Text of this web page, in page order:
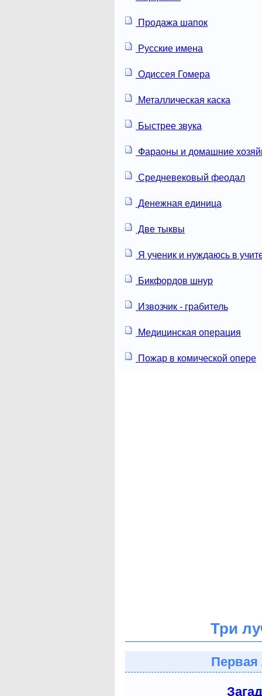
Продажа шапок
Русские имена
Одиссея Гомера
Металлическая каска
Быстрее звука
Фараоны и домашние
Средневековый феодал
Денежная единица
Две тыквы
Я ученик и нуждаюсь в
Бикфордов шнур
Извозчик - грабитель
Медицинская операция
Пожар в комической опере
Три
Первая